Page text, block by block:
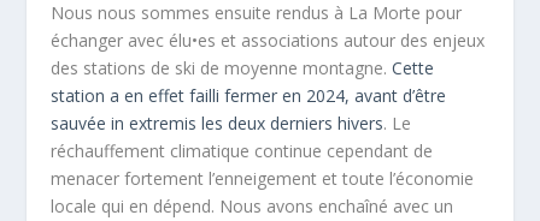
Nous nous sommes ensuite rendus à La Morte pour
échanger avec élu•es et associations autour des enjeux
des stations de ski de moyenne montagne.Cette
station a en effet failli fermer en 2024, avant d’être
sauvée in extremis les deux derniers hivers. Le
réchauffement climatique continue cependant de
menacer fortement l’enneigement et toute l’économie
locale qui en dépend. Nous avons enchaîné avec un